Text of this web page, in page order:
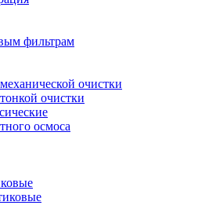
фильтрам
очистки
очистки
осмоса